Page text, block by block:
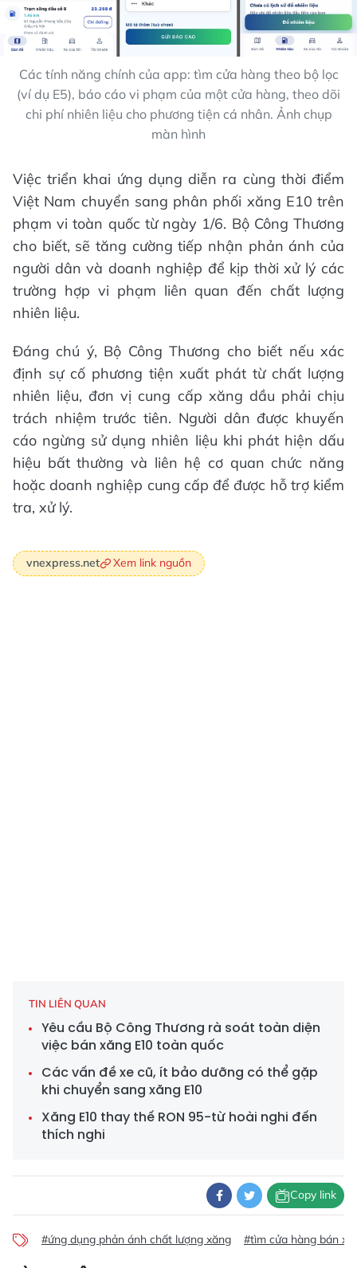
Các tính năng chính của app: tìm cửa hàng theo bộ lọc
(ví dụ E5), báo cáo vi phạm của một cửa hàng, theo dõi
chi phí nhiên liệu cho phương tiện cá nhân. Ảnh chụp
màn hình
Việc triển khai ứng dụng diễn ra cùng thời điểm
Việt Nam chuyển sang phân phối xăng E10 trên
phạm vi toàn quốc từ ngày 1/6. Bộ Công Thương
cho biết, sẽ tăng cường tiếp nhận phản ánh của
người dân và doanh nghiệp để kịp thời xử lý các
trường hợp vi phạm liên quan đến chất lượng
nhiên liệu.
Đáng chú ý, Bộ Công Thương cho biết nếu xác
định sự cố phương tiện xuất phát từ chất lượng
nhiên liệu, đơn vị cung cấp xăng dầu phải chịu
trách nhiệm trước tiên. Người dân được khuyến
cáo ngừng sử dụng nhiên liệu khi phát hiện dấu
hiệu bất thường và liên hệ cơ quan chức năng
hoặc doanh nghiệp cung cấp để được hỗ trợ kiểm
tra, xử lý.
vnexpress.net Xem link nguồn
TIN LIÊN QUAN
Yêu cầu Bộ Công Thương rà soát toàn diện
việc bán xăng E10 toàn quốc
Các vấn đề xe cũ, ít bảo dưỡng có thể gặp
khi chuyển sang xăng E10
Xăng E10 thay thế RON 95-từ hoài nghi đến
thích nghi
Copy link
#ứng dụng phản ánh chất lượng xăng #tìm cửa hàng bán